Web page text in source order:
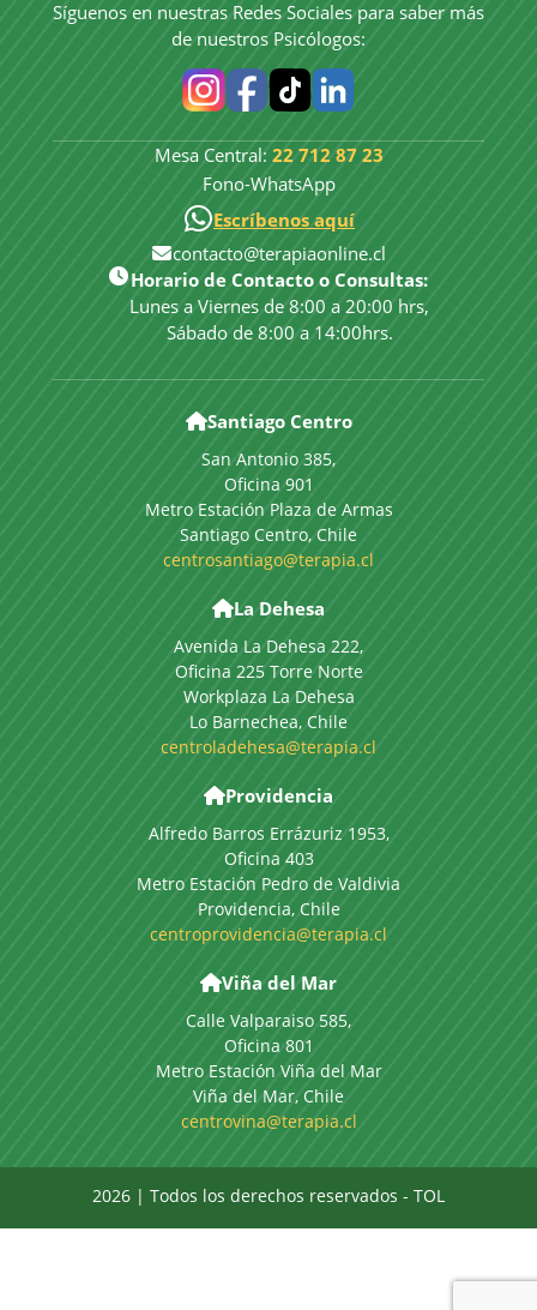
Síguenos en nuestras Redes Sociales para saber más
de nuestros Psicólogos:
Mesa Central: 22 712 87 23
Fono-WhatsApp
Escríbenos aquí
contacto@terapiaonline.cl
Horario de Contacto o Consultas:
Lunes a Viernes de 8:00 a 20:00 hrs,
Sábado de 8:00 a 14:00hrs.
Santiago Centro
San Antonio 385,
Oficina 901
Metro Estación Plaza de Armas
Santiago Centro, Chile
centrosantiago@terapia.cl
La Dehesa
Avenida La Dehesa 222,
Oficina 225 Torre Norte
Workplaza La Dehesa
Lo Barnechea, Chile
centroladehesa@terapia.cl
Providencia
Alfredo Barros Errázuriz 1953,
Oficina 403
Metro Estación Pedro de Valdivia
Providencia, Chile
centroprovidencia@terapia.cl
Viña del Mar
Calle Valparaiso 585,
Oficina 801
Metro Estación Viña del Mar
Viña del Mar, Chile
centrovina@terapia.cl
2026 | Todos los derechos reservados - TOL